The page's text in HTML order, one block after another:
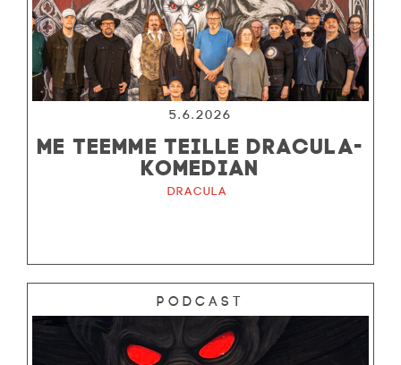
5.6.2026
ME TEEMME TEILLE DRACULA-
KOMEDIAN
Dracula
Podcast